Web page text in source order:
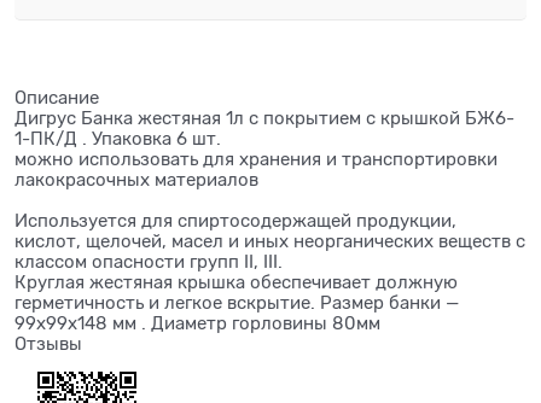
Описание
Дигрус Банка жестяная 1л с покрытием с крышкой БЖ6-
1-ПК/Д . Упаковка 6 шт.
можно использовать для хранения и транспортировки
лакокрасочных материалов
Используется для спиртосодержащей продукции,
кислот, щелочей, масел и иных неорганических веществ с
классом опасности групп II, III.
Круглая жестяная крышка обеспечивает должную
герметичность и легкое вскрытие. Размер банки —
99х99х148 мм . Диаметр горловины 80мм
Отзывы